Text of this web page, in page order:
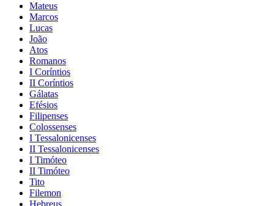
Mateus
Marcos
Lucas
João
Atos
Romanos
I Coríntios
II Coríntios
Gálatas
Efésios
Filipenses
Colossenses
I Tessalonicenses
II Tessalonicenses
I Timóteo
II Timóteo
Tito
Filemon